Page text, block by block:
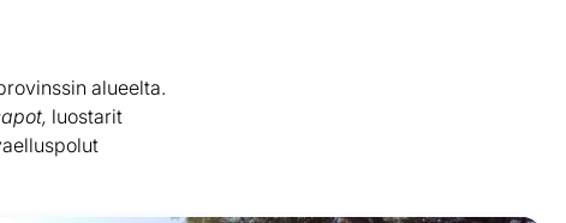
alueelta.
luostarit